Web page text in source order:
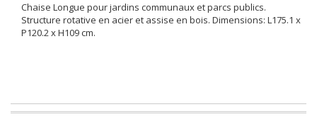
Chaise Longue pour jardins communaux et parcs publics.
Structure rotative en acier et assise en bois. Dimensions: L175.1 x
P120.2 x H109 cm.